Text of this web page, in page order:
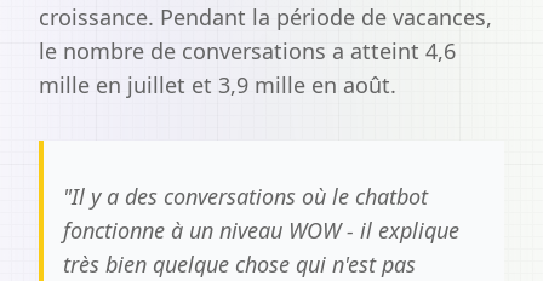
croissance. Pendant la période de vacances,
le nombre de conversations a atteint 4,6
mille en juillet et 3,9 mille en août.
"Il y a des conversations où le chatbot
fonctionne à un niveau WOW - il explique
très bien quelque chose qui n'est pas